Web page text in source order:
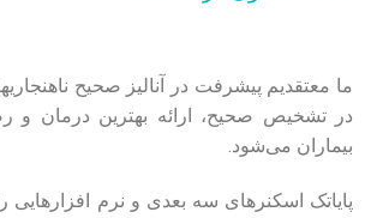
ما معتقدیم پیشرفت در آنالیز صحیح
در تشخیص صحیح، ارائه بهترین درمان و
بیماران می‌شود.
پایاتک اسکنرهای سه بعدی و نرم